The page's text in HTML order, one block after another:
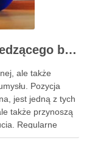
Joga Virasana – pozycja siedzącego bohatera i jej korzyści
ale także
Pozycja
jest jedną z tych
także przynoszą
Regularne
elastyczność